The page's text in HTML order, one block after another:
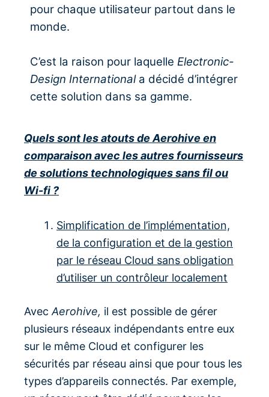
pour chaque utilisateur partout dans le
monde.
C’est la raison pour laquelle Electronic-
Design International a décidé d’intégrer
cette solution dans sa gamme.
Quels sont les atouts de Aerohive en
comparaison avec les autres fournisseurs
de solutions technologiques sans fil ou
Wi-fi ?
Simplification de l’implémentation,
de la configuration et de la gestion
par le réseau Cloud sans obligation
d’utiliser un contrôleur localement
Avec Aerohive, il est possible de gérer
plusieurs réseaux indépendants entre eux
sur le même Cloud et configurer les
sécurités par réseau ainsi que pour tous les
types d’appareils connectés. Par exemple,